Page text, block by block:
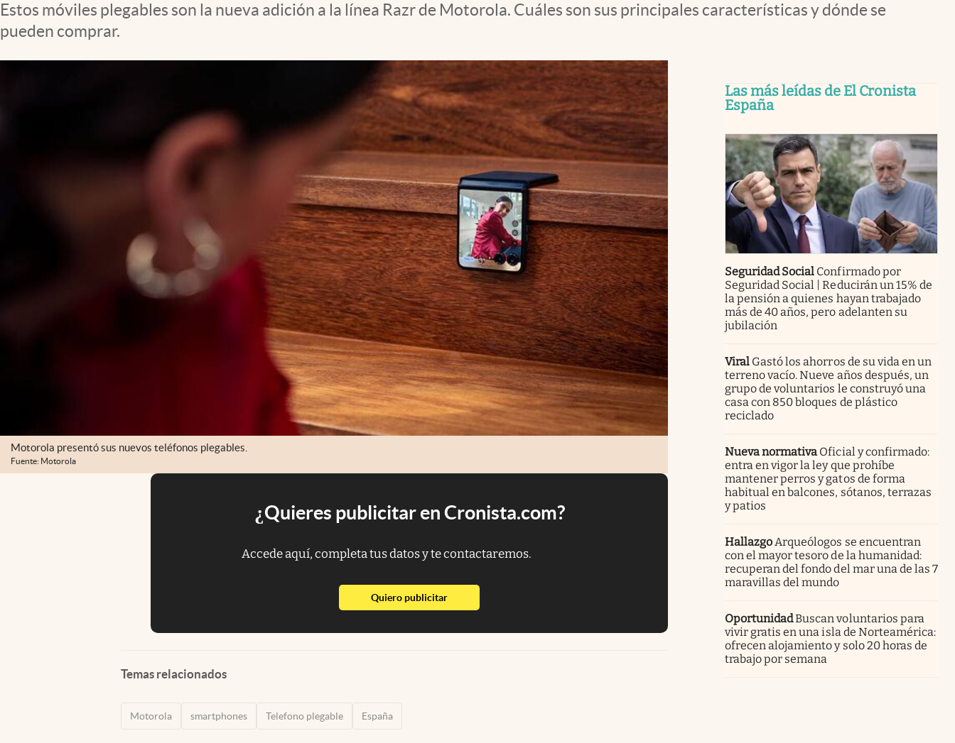
Estos móviles plegables son la nueva adición a la línea Razr de Motorola. Cuáles son sus principales características y dónde se
pueden comprar.
Motorola presentó sus nuevos teléfonos plegables.
Fuente: Motorola
¿Quieres publicitar en Cronista.com?
Accede aquí, completa tus datos y te contactaremos.
Quiero publicitarabre en nueva pestaña
Temas relacionados
Motorola smartphones Telefono plegable España
Las más leídas de El Cronista
España
Seguridad Social Confirmado por
Seguridad Social | Reducirán un 15% de
la pensión a quienes hayan trabajado
más de 40 años, pero adelanten su
jubilación
Viral Gastó los ahorros de su vida en un
terreno vacío. Nueve años después, un
grupo de voluntarios le construyó una
casa con 850 bloques de plástico
reciclado
Nueva normativa Oficial y confirmado:
entra en vigor la ley que prohíbe
mantener perros y gatos de forma
habitual en balcones, sótanos, terrazas
y patios
HallazgoArqueólogos se encuentran
con el mayor tesoro de la humanidad:
recuperan del fondo del mar una de las 7
maravillas del mundo
OportunidadBuscan voluntarios para
vivir gratis en una isla de Norteamérica:
ofrecen alojamiento y solo 20 horas de
trabajo por semana